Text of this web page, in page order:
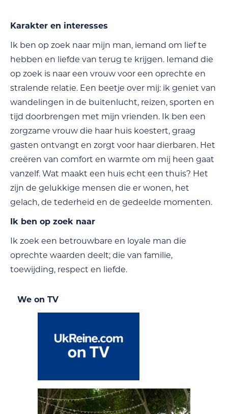
Karakter en interesses
Ik ben op zoek naar mijn man, iemand om lief te
hebben en liefde van terug te krijgen. Iemand die
op zoek is naar een vrouw voor een oprechte en
stralende relatie. Een beetje over mij: ik geniet van
wandelingen in de buitenlucht, reizen, sporten en
tijd doorbrengen met mijn vrienden. Ik ben een
zorgzame vrouw die haar huis koestert, graag
gasten ontvangt en zorgt voor haar dierbaren. Het
creëren van comfort en warmte om mij heen gaat
vanzelf. Wat maakt een huis echt een thuis? Het
zijn de gelukkige mensen die er wonen, het
gelach, de tederheid en de gedeelde momenten.
Ik ben op zoek naar
Ik zoek een betrouwbare en loyale man die
oprechte waarden deelt; die van familie,
toewijding, respect en liefde.
We on TV